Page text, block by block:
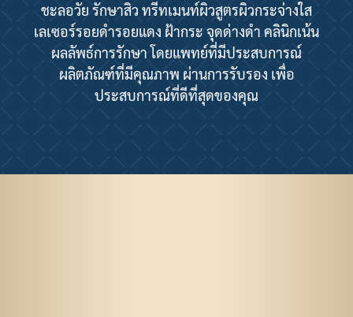
ชะลอวัย รักษาสิว ทรีทเมนท์ผิวสูตรผิวกระจ่างใส
เลเซอร์รอยดำรอยแดง ฝ้ากระ จุดด่างดำ คลินิกเน้น
ผลลัพธ์การรักษา โดยแพทย์ที่มีประสบการณ์
ผลิตภัณฑ์ที่มีคุณภาพ ผ่านการรับรอง เพื่อ
ประสบการณ์ที่ดีที่สุดของคุณ